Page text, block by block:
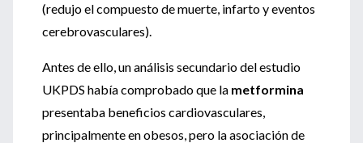
(redujo el compuesto de muerte, infarto y eventos
cerebrovasculares).
Antes de ello, un análisis secundario del estudio
UKPDS había comprobado que la metformina
presentaba beneficios cardiovasculares,
principalmente en obesos, pero la asociación de